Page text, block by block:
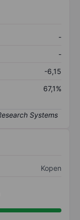
-
-
-6,15
67,1%
Kopen